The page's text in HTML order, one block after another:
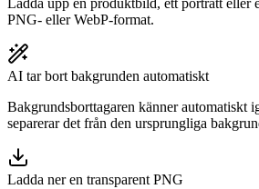
Ladda upp en produktbild, ett porträtt eller
PNG- eller WebP-format.
AI tar bort bakgrunden automatiskt
Bakgrundsborttagaren känner automatiskt
separerar det från den ursprungliga
Ladda ner en transparent PNG